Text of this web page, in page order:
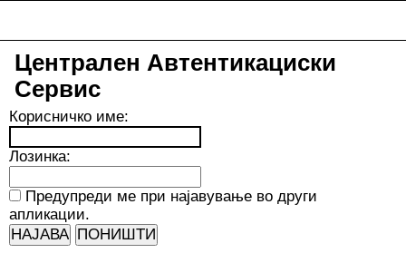
Централен Автентикациски
Сервис
Корисничко име:
Лозинка:
Предупреди ме при најавување во други
апликации.